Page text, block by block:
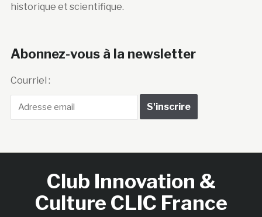
historique et scientifique.
Abonnez-vous à la newsletter
Courriel :
Club Innovation &
Culture CLIC France